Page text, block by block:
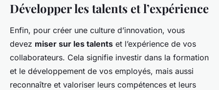
Développer les talents et l’expérience
Enfin, pour créer une culture d’innovation, vous
devez miser sur les talents et l’expérience de vos
collaborateurs. Cela signifie investir dans la formation
et le développement de vos employés, mais aussi
reconnaître et valoriser leurs compétences et leurs